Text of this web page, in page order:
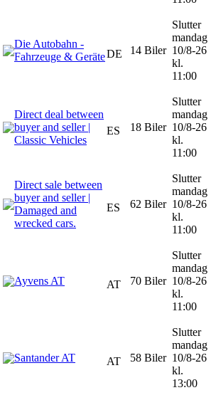
Die Autobahn -
Fahrzeuge & GeräteDE 14 Biler
Slutter
mandag
10/8-26
kl.
11:00
Direct deal between
buyer and seller |
Classic Vehicles
ES 18 Biler
Slutter
mandag
10/8-26
kl.
11:00
Direct sale between
buyer and seller |
Damaged and
wrecked cars.
ES 62 Biler
Slutter
mandag
10/8-26
kl.
11:00
Ayvens AT AT 70 Biler
Slutter
mandag
10/8-26
kl.
11:00
Santander AT AT 58 Biler
Slutter
mandag
10/8-26
kl.
13:00